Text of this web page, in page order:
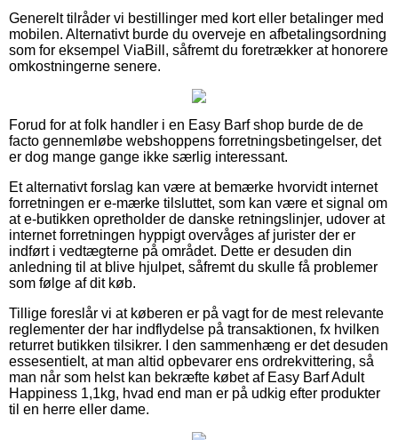
Generelt tilråder vi bestillinger med kort eller betalinger med
mobilen. Alternativt burde du overveje en afbetalingsordning
som for eksempel ViaBill, såfremt du foretrækker at honorere
omkostningerne senere.
Forud for at folk handler i en Easy Barf shop burde de de
facto gennemløbe webshoppens forretningsbetingelser, det
er dog mange gange ikke særlig interessant.
Et alternativt forslag kan være at bemærke hvorvidt internet
forretningen er e-mærke tilsluttet, som kan være et signal om
at e-butikken opretholder de danske retningslinjer, udover at
internet forretningen hyppigt overvåges af jurister der er
indført i vedtægterne på området. Dette er desuden din
anledning til at blive hjulpet, såfremt du skulle få problemer
som følge af dit køb.
Tillige foreslår vi at køberen er på vagt for de mest relevante
reglementer der har indflydelse på transaktionen, fx hvilken
returret butikken tilsikrer. I den sammenhæng er det desuden
essesentielt, at man altid opbevarer ens ordrekvittering, så
man når som helst kan bekræfte købet af Easy Barf Adult
Happiness 1,1kg, hvad end man er på udkig efter produkter
til en herre eller dame.